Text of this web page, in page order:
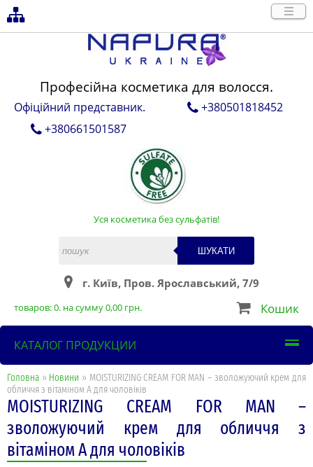
Професійна косметика для волосся.
Офіційний представник.
+380501818452
+380661501587
Уся косметика без сульфатів!
ШУКАТИ
г. Київ, Пров. Ярославський, 7/9
товаров:0. на сумму0,00 грн. Кошик
КАТАЛОГ ПРОДУКЦИИ
Головна » Новини » MOISTURIZING CREAM FOR MAN – зволожуючий крем для
обличчя з вітаміном А для чоловіків
MOISTURIZING CREAM FOR MAN –
зволожуючий крем для обличчя з
вітаміном А для чоловіків